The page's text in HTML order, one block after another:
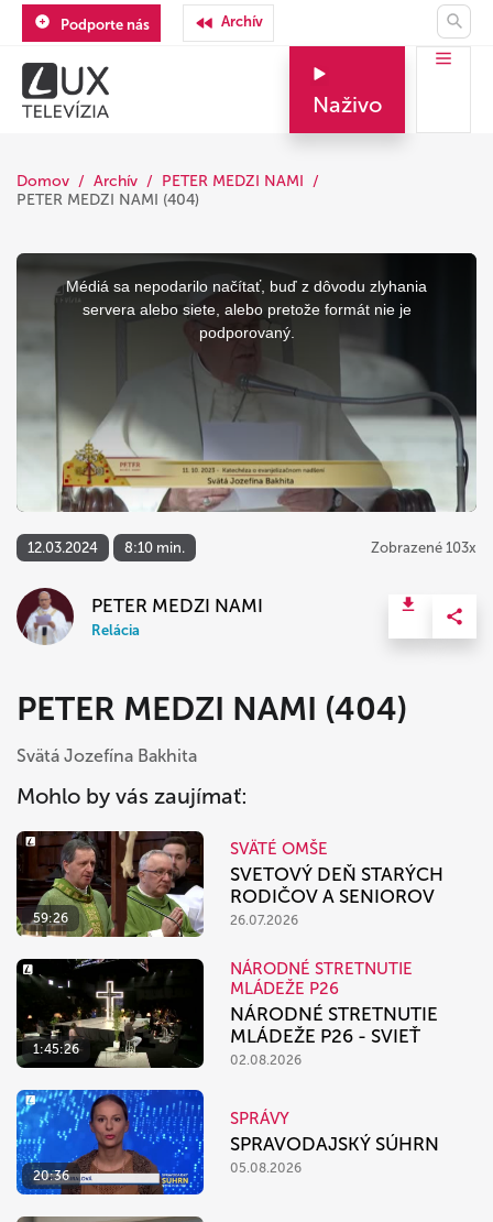
Podporte nás Archív
Naživo
Domov Archív
PETER MEDZI NAMI
PETER MEDZI NAMI (404)
This
Médiá sa nepodarilo načítať, buď z dôvodu zlyhania
servera alebo siete, alebo pretože formát nie je
podporovaný.
12.03.2024 8:10 min. Zobrazené 103x
PETER MEDZI NAMI
Relácia
PETER MEDZI NAMI (404)
Svätá Jozefína Bakhita
Mohlo by vás zaujímať:
59:26
SVÄTÉ OMŠE
SVETOVÝ DEŇ STARÝCH
RODIČOV A SENIOROV
26.07.2026
1:45:26
NÁRODNÉ STRETNUTIE
MLÁDEŽE P26
NÁRODNÉ STRETNUTIE
MLÁDEŽE P26 - SVIEŤ
02.08.2026
20:36
SPRÁVY
SPRAVODAJSKÝ SÚHRN
05.08.2026